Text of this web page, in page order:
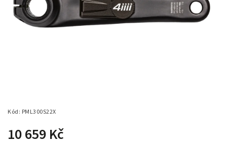
Kód: PML300S22X
10 659 Kč